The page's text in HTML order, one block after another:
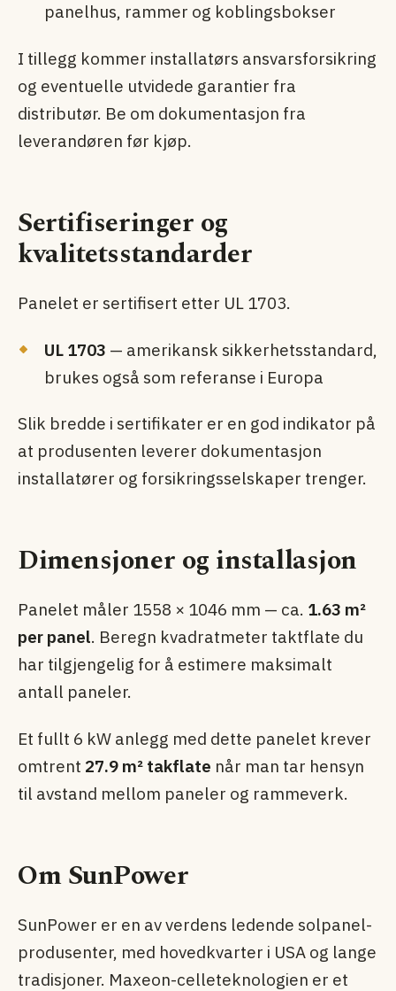
panelhus, rammer og koblingsbokser
I tillegg kommer installatørs ansvarsforsikring
og eventuelle utvidede garantier fra
distributør. Be om dokumentasjon fra
leverandøren før kjøp.
Sertifiseringer og
kvalitetsstandarder
Panelet er sertifisert etter UL 1703.
UL 1703 — amerikansk sikkerhets­standard,
brukes også som referanse i Europa
Slik bredde i sertifikater er en god indikator på
at produsenten leverer dokumentasjon
installatører og forsikringsselskaper trenger.
Dimensjoner og installasjon
Panelet måler 1558 × 1046 mm — ca. 1.63 m²
per panel. Beregn kvadratmeter taktflate du
har tilgjengelig for å estimere maksimalt
antall paneler.
Et fullt 6 kW anlegg med dette panelet krever
omtrent 27.9 m² takflate når man tar hensyn
til avstand mellom paneler og rammeverk.
Om SunPower
SunPower er en av verdens ledende solpanel-
produsenter, med hovedkvarter i USA og lange
tradisjoner. Maxeon-celleteknologien er et